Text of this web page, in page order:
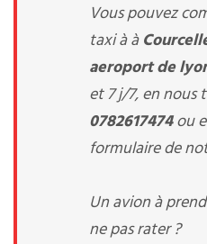
Vous pouvez
taxi à à
aeroport de
et 7 j/7, en nous
0782617474ou
formulaire de
Un avion à
ne pas rater ?